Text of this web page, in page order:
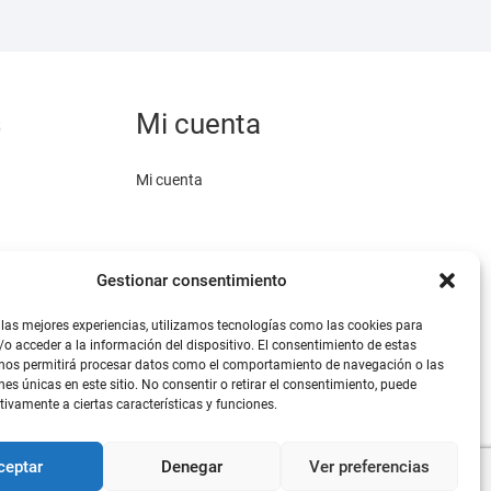
Gestionar consentimiento
las mejores experiencias, utilizamos tecnologías como las cookies para
acceder a la información del dispositivo. El consentimiento de estas
permitirá procesar datos como el comportamiento de navegación o las
únicas en este sitio. No consentir o retirar el consentimiento, puede
a ciertas características y funciones.
Denegar Ver preferencias
medio de
Mi cuenta
Mi cuenta